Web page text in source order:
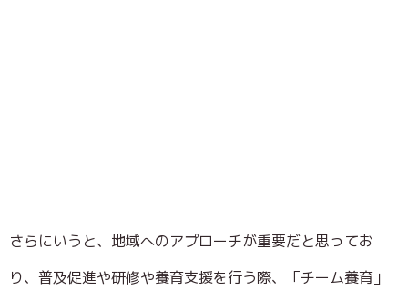
さらにいうと、地域へのアプローチが重要だと思ってお
り、普及促進や研修や養育支援を行う際、「チーム養育」